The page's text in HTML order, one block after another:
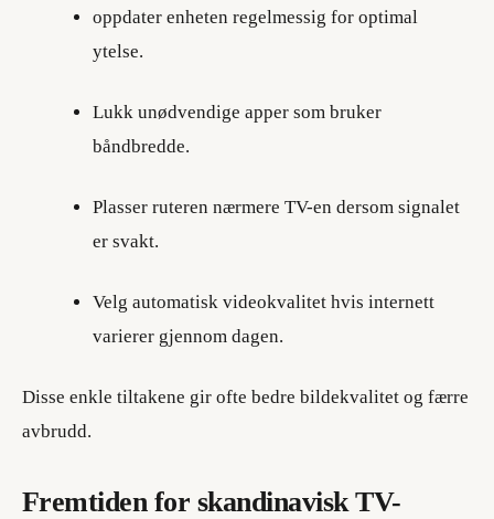
oppdater enheten regelmessig for optimal
ytelse.
Lukk unødvendige apper som bruker
båndbredde.
Plasser ruteren nærmere TV-en dersom signalet
er svakt.
Velg automatisk videokvalitet hvis internett
varierer gjennom dagen.
Disse enkle tiltakene gir ofte bedre bildekvalitet og færre
avbrudd.
Fremtiden for skandinavisk TV-